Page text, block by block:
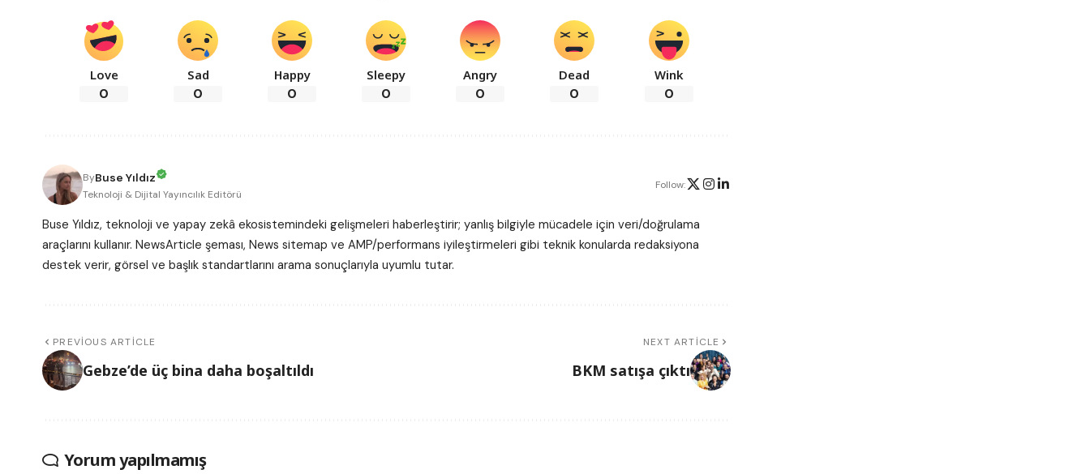
Love
0
Sad
0
Happy
0
Sleepy
0
Angry
0
Dead
0
Wink
0
ByBuse Yıldız
Teknoloji & Dijital Yayıncılık Editörü
Follow:
Buse Yıldız, teknoloji ve yapay zekâ ekosistemindeki gelişmeleri haberleştirir; yanlış bilgiyle mücadele için veri/doğrulama
araçlarını kullanır. NewsArticle şeması, News sitemap ve AMP/performans iyileştirmeleri gibi teknik konularda redaksiyona
destek verir, görsel ve başlık standartlarını arama sonuçlarıyla uyumlu tutar.
PREVIOUS ARTICLE
Gebze’de üç bina daha boşaltıldı
NEXT ARTICLE
BKM satışa çıktı
Yorum yapılmamış